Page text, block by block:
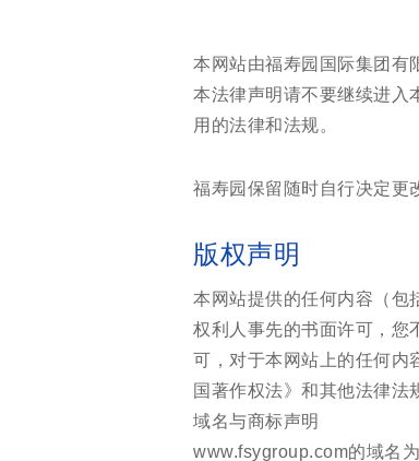
本网站由福寿园国际集团有
本法律声明请不要继续进入
用的法律和法规。
福寿园保留随时自行决定更
版权声明
本网站提供的任何内容（包
权利人事先的书面许可，您
可，对于本网站上的任何内
国著作权法》和其他法律法
域名与商标声明
www.fsygroup.com的域名